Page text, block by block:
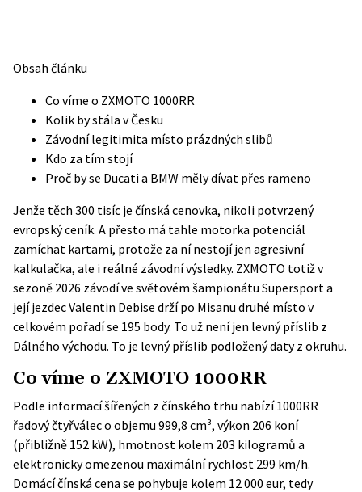
Obsah článku
Co víme o ZXMOTO 1000RR
Kolik by stála v Česku
Závodní legitimita místo prázdných slibů
Kdo za tím stojí
Proč by se Ducati a BMW měly dívat přes rameno
Jenže těch 300 tisíc je čínská cenovka, nikoli potvrzený
evropský ceník. A přesto má tahle motorka potenciál
zamíchat kartami, protože za ní nestojí jen agresivní
kalkulačka, ale i reálné závodní výsledky. ZXMOTO totiž v
sezoně 2026 závodí ve světovém šampionátu Supersport a
její jezdec Valentin Debise drží po Misanu druhé místo v
celkovém pořadí se 195 body. To už není jen levný příslib z
Dálného východu. To je levný příslib podložený daty z okruhu.
Co víme o ZXMOTO 1000RR
Podle informací šířených z čínského trhu nabízí 1000RR
řadový čtyřválec o objemu 999,8 cm³, výkon 206 koní
(přibližně 152 kW), hmotnost kolem 203 kilogramů a
elektronicky omezenou maximální rychlost 299 km/h.
Domácí čínská cena se pohybuje kolem 12 000 eur, tedy